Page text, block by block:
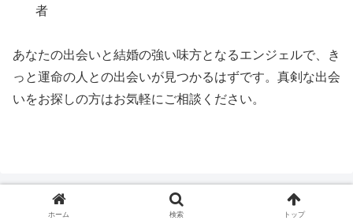
者
あなたの出会いと結婚の強い味方となるエンジェルで、き
っと運命の人との出会いが見つかるはずです。真剣な出会
いをお探しの方はお気軽にご相談ください。
ホーム 検索 トップ